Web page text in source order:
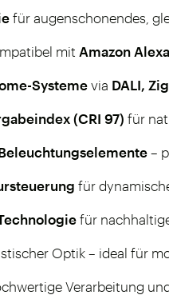
für augenschonendes,
mit Amazon Alexa
Systeme via DALI,
(CRI 97) für
–
für
für
Optik – ideal für
Verarbeitung